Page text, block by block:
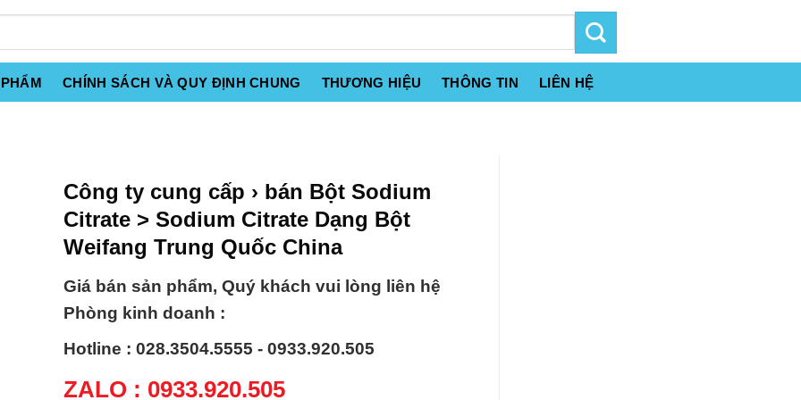
CHÍNH SÁCH VÀ QUY ĐỊNH CHUNG THƯƠNG HIỆU THÔNG TIN LIÊN HỆ
Công ty cung cấp › bán Bột Sodium
Citrate > Sodium Citrate Dạng Bột
Weifang Trung Quốc China
Giá bán sản phẩm, Quý khách vui lòng liên hệ
Phòng kinh doanh :
Hotline : 028.3504.5555 - 0933.920.505
ZALO : 0933.920.505